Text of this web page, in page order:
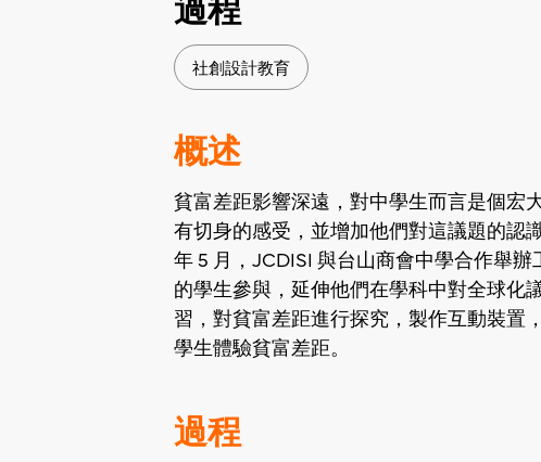
社創設計教育
概述
貧富差距影響深遠，對中學生而言是個宏
有切身的感受，並增加他們對這議題的認
年 5 月，JCDISI 與台山商會中學合作舉
的學生參與，延伸他們在學科中對全球化
習，對貧富差距進行探究，製作互動裝置
學生體驗貧富差距。
過程